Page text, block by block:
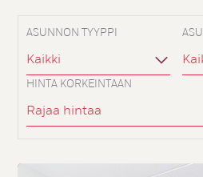
ASUNNON TYYPPI
Kaikki
HINTA KORKEINTAAN